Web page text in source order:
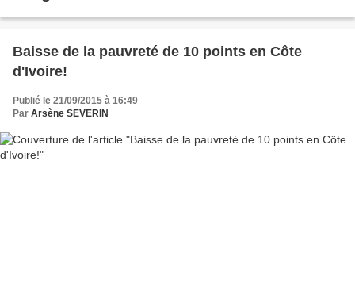
Baisse de la pauvreté de 10 points en Côte
d'Ivoire!
Publié le 21/09/2015 à 16:49
Par Arsène SEVERIN